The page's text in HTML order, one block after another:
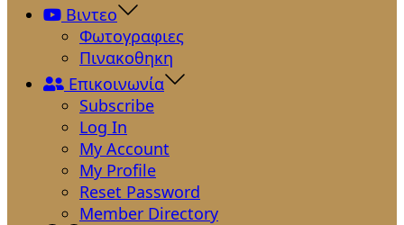
Βιντεο
Φωτογραφιες
Πινακοθηκη
Επικοινωνία
Subscribe
Log In
My Account
My Profile
Reset Password
Member Directory